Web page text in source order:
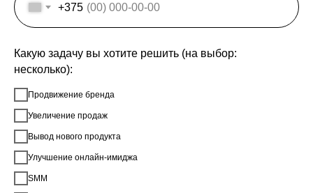
+375
Какую задачу вы хотите решить (на выбор:
несколько):
Продвижение бренда
Увеличение продаж
Вывод нового продукта
Улучшение онлайн-имиджа
SMM